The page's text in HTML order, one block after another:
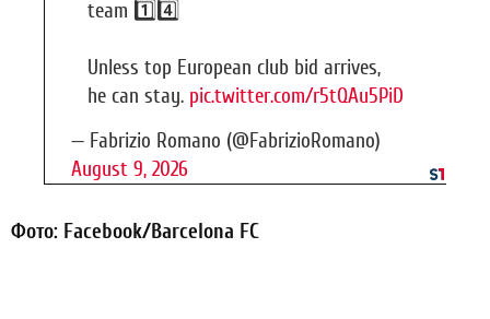
team 1️⃣4️⃣
Unless top European club bid arrives,
he can stay. pic.twitter.com/r5tQAu5PiD
— Fabrizio Romano (@FabrizioRomano)
August 9, 2026
Фото: Facebook/Barcelona FC